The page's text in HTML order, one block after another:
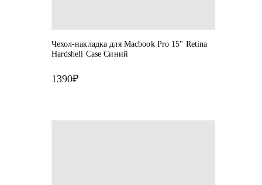
Чехол-накладка для Macbook Pro 15" Retina
Hardshell Case Синий
1390₽